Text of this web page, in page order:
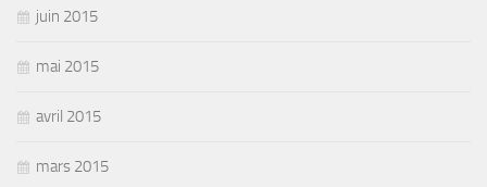
juin 2015
mai 2015
avril 2015
mars 2015